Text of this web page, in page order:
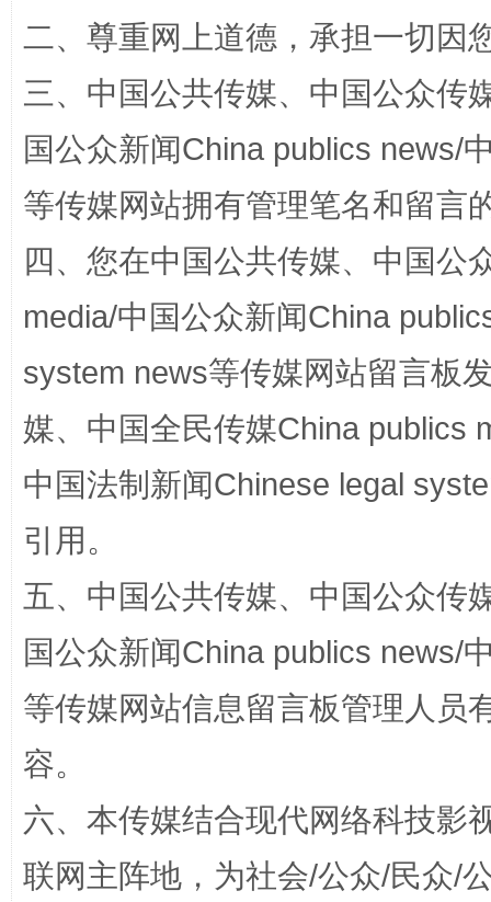
一颗心始终滚烫 还
完善运行机制助力责任有效落实
二、尊重网上道德，承担一切因
三、中国公共传媒、中国公众传
国公众新闻China publics news/
等传媒网站拥有管理笔名和留言
四、您在中国公共传媒、中国公
media/中国公众新闻China
system news等传媒网站留言板
媒、中国全民传媒China publics
中国法制新闻Chinese legal
引用。
五、中国公共传媒、中国公众传
国公众新闻China publics news/
等传媒网站信息留言板管理人员
容。
六、本传媒结合现代网络科技影
联网主阵地，为社会/公众/民众/